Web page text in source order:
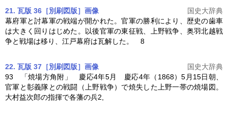
21. 瓦版 36［別刷図版］ 画像
国史大辞典
幕府軍と討幕軍の戦端が開かれた。官軍の勝利により、歴史の歯車
は大きく回りはじめた。以後官軍の東征戦、
上野戦争 、奥羽北越戦
争と戦場は移り、江戸幕府は瓦解した。 8
22. 瓦版 37［別刷図版］ 画像
国史大辞典
93 「焼場方角附」 慶応4年5月 慶応4年（1868）5月15日朝、
官軍と彰義隊との戦闘（ 上野戦争）で焼失した上野一帯の焼場図。
大村益次郎の指揮で各藩の兵2,